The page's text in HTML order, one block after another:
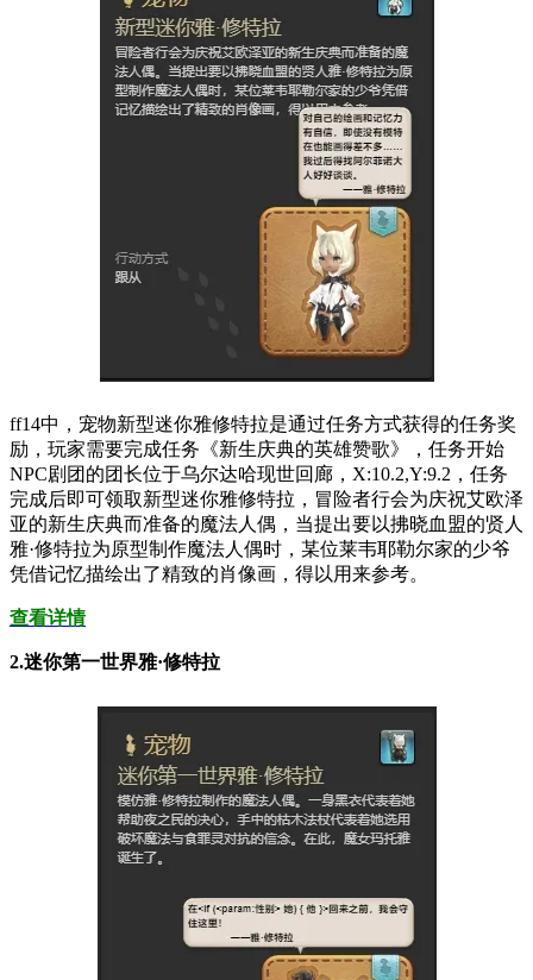
ff14中，宠物新型迷你雅修特拉是通过任务方式获得的任务奖
励，玩家需要完成任务《新生庆典的英雄赞歌》，任务开始
NPC剧团的团长位于乌尔达哈现世回廊，X:10.2,Y:9.2，任务
完成后即可领取新型迷你雅修特拉，冒险者行会为庆祝艾欧泽
亚的新生庆典而准备的魔法人偶，当提出要以拂晓血盟的贤人
雅·修特拉为原型制作魔法人偶时，某位莱韦耶勒尔家的少爷
凭借记忆描绘出了精致的肖像画，得以用来参考。
查看详情
2.迷你第一世界雅·修特拉